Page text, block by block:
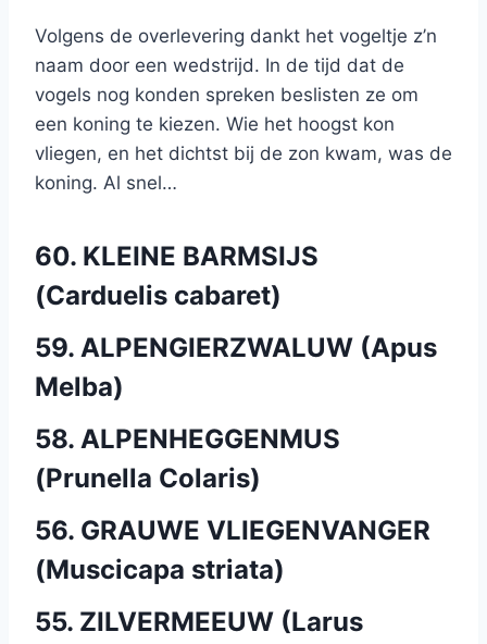
Volgens de overlevering dankt het vogeltje z’n
naam door een wedstrijd. In de tijd dat de
vogels nog konden spreken beslisten ze om
een koning te kiezen. Wie het hoogst kon
vliegen, en het dichtst bij de zon kwam, was de
koning. Al snel…
60. KLEINE BARMSIJS
(Carduelis cabaret)
59. ALPENGIERZWALUW (Apus
Melba)
58. ALPENHEGGENMUS
(Prunella Colaris)
56. GRAUWE VLIEGENVANGER
(Muscicapa striata)
55. ZILVERMEEUW (Larus